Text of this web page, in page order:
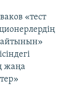
«тест
жаңа